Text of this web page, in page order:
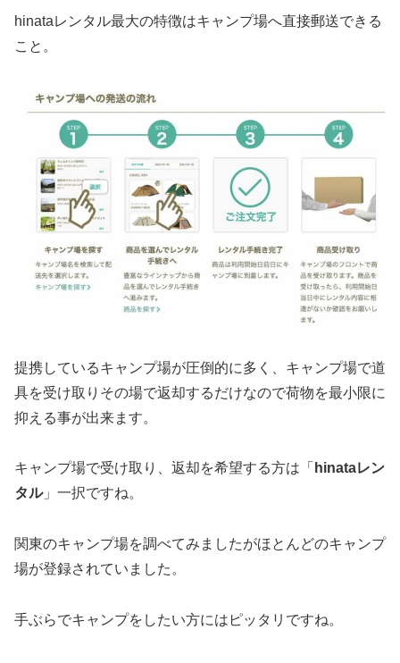
hinataレンタル最大の特徴はキャンプ場へ直接郵送できる
こと。
提携しているキャンプ場が圧倒的に多く、キャンプ場で道
具を受け取りその場で返却するだけなので荷物を最小限に
抑える事が出来ます。
キャンプ場で受け取り、返却を希望する方は「 hinataレン
タル」一択ですね。
関東のキャンプ場を調べてみましたがほとんどのキャンプ
場が登録されていました。
手ぶらでキャンプをしたい方にはピッタリですね。